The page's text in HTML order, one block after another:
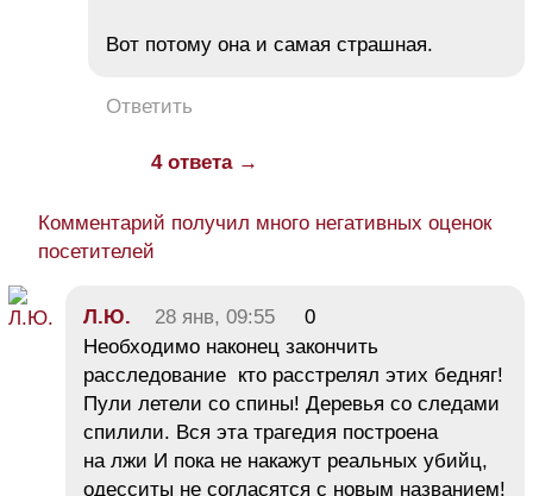
Вот потому она и самая страшная.
Ответить
4 ответа →
Комментарий получил много негативных оценок
посетителей
Л.Ю. 28 янв, 09:55
0
Необходимо наконец закончить
расследование кто расстрелял этих бедняг!
Пули летели со спины! Деревья со следами
спилили. Вся эта трагедия построена
на лжи И пока не накажут реальных убийц,
одесситы не согласятся с новым названием!